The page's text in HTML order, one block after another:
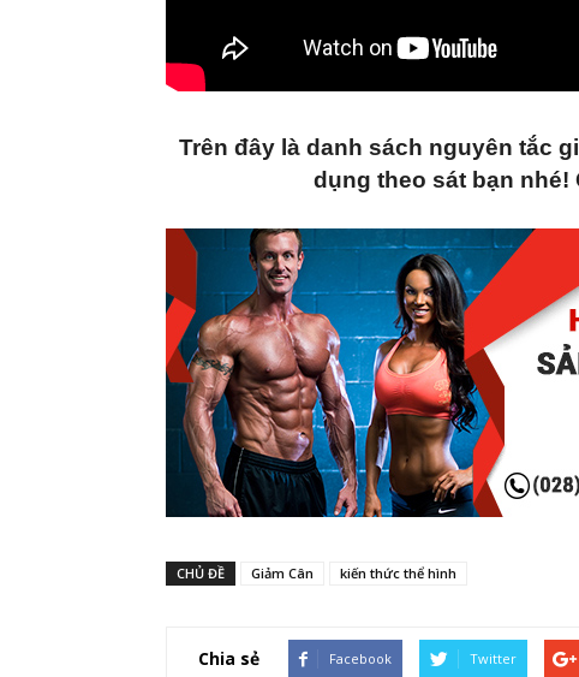
Trên đây là danh sách nguyên tắc
dụng theo sát bạn nhé!
CHỦ ĐỀ Giảm Cân kiến thức thể hình
Chia sẻ Facebook Twitter